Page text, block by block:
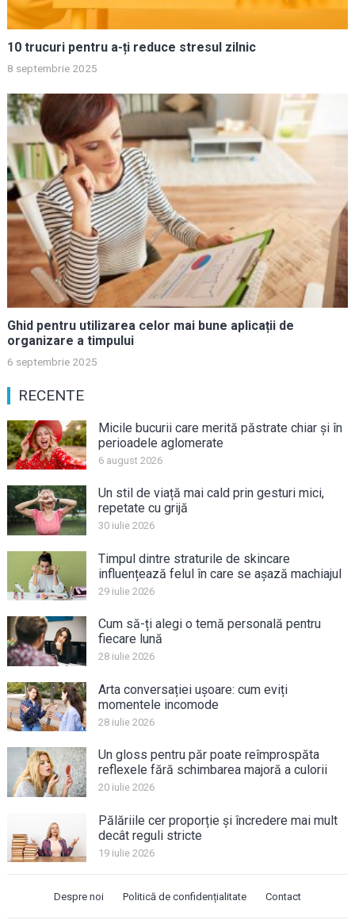
10 trucuri pentru a-ți reduce stresul zilnic
8 septembrie 2025
Ghid pentru utilizarea celor mai bune aplicații de
organizare a timpului
6 septembrie 2025
RECENTE
Micile bucurii care merită păstrate chiar și în
perioadele aglomerate
6 august 2026
Un stil de viață mai cald prin gesturi mici,
repetate cu grijă
30 iulie 2026
Timpul dintre straturile de skincare
influențează felul în care se așază machiajul
29 iulie 2026
Cum să-ți alegi o temă personală pentru
fiecare lună
28 iulie 2026
Arta conversației ușoare: cum eviți
momentele incomode
28 iulie 2026
Un gloss pentru păr poate reîmprospăta
reflexele fără schimbarea majoră a culorii
20 iulie 2026
Pălăriile cer proporție și încredere mai mult
decât reguli stricte
19 iulie 2026
Despre noi Politică de confidențialitate Contact